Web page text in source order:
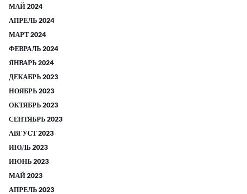
МАЙ 2024
АПРЕЛЬ 2024
МАРТ 2024
ФЕВРАЛЬ 2024
ЯНВАРЬ 2024
ДЕКАБРЬ 2023
НОЯБРЬ 2023
ОКТЯБРЬ 2023
СЕНТЯБРЬ 2023
АВГУСТ 2023
ИЮЛЬ 2023
ИЮНЬ 2023
МАЙ 2023
АПРЕЛЬ 2023